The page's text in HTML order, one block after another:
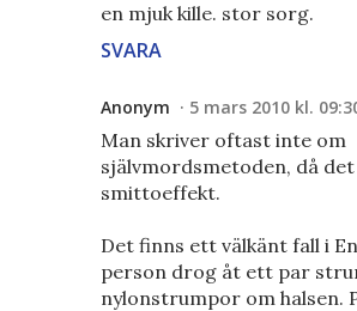
en mjuk kille. stor sorg.
SVARA
Anonym 5 mars 2010 kl.
Man skriver oftast inte om
självmordsmetoden, då det
smittoeffekt.
Det finns ett välkänt fall i
person drog åt ett par
nylonstrumpor om halsen.